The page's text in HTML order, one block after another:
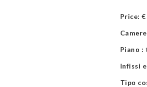
Price:€
Piano :
Infissi
Tipo